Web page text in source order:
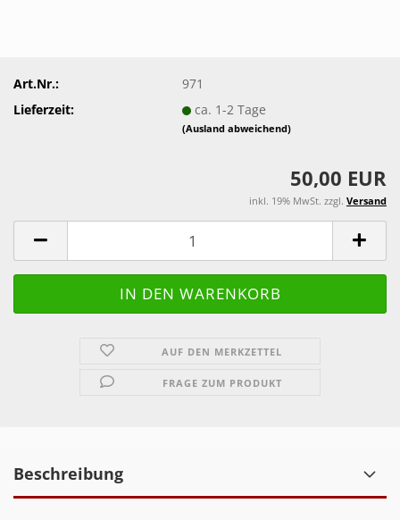
Art.Nr.:
971
Lieferzeit:
ca. 1-2 Tage
(Ausland abweichend)
50,00 EUR
inkl. 19% MwSt. zzgl. Versand
AUF DEN MERKZETTEL
FRAGE ZUM PRODUKT
Beschreibung